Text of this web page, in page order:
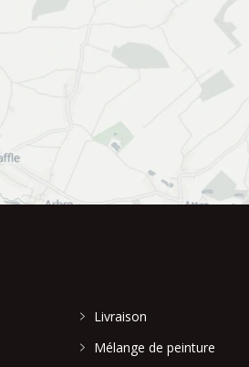
Livraison
Mélange de peinture